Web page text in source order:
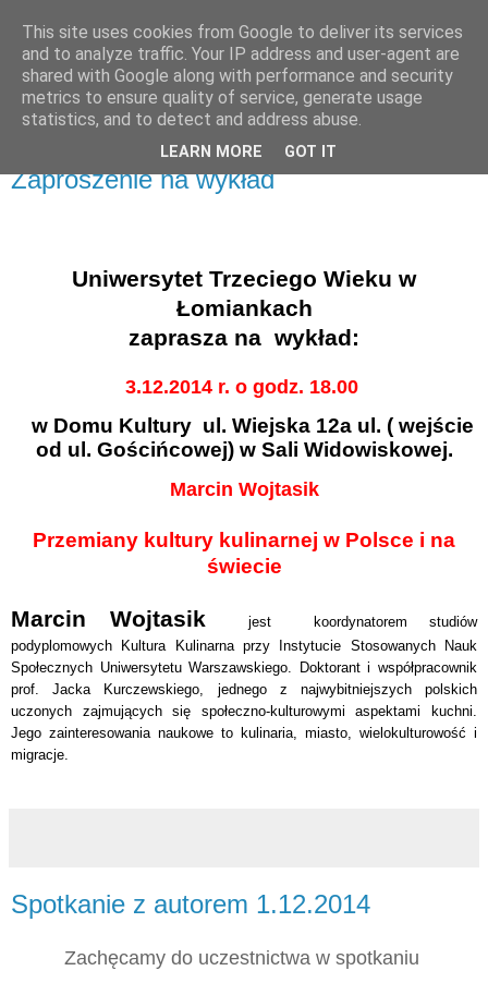
UTW Łomianki
Zaproszenie na wykład
Uniwersytet Trzeciego Wieku w
Łomiankach
zaprasza na wykład:
3.12.2014 r. o godz. 18.00
w Domu Kultury ul. Wiejska 12a ul. ( wejście
od ul. Gościńcowej) w Sali Widowiskowej.
Marcin Wojtasik
Przemiany kultury kulinarnej w Polsce i na
świecie
Marcin Wojtasikjest koordynatorem studiów
podyplomowych Kultura Kulinarna przy Instytucie Stosowanych Nauk
Społecznych Uniwersytetu Warszawskiego. Doktorant i współpracownik
prof. Jacka Kurczewskiego, jednego z najwybitniejszych polskich
uczonych zajmujących się społeczno-kulturowymi aspektami kuchni.
Jego zainteresowania naukowe to kulinaria, miasto, wielokulturowość i
migracje.
Spotkanie z autorem 1.12.2014
Zachęcamy do uczestnictwa w spotkaniu
This site uses cookies from Google to deliver its services
and to analyze traffic. Your IP address and user-agent are
shared with Google along with performance and security
metrics to ensure quality of service, generate usage
statistics, and to detect and address abuse.
LEARN MORE GOT IT